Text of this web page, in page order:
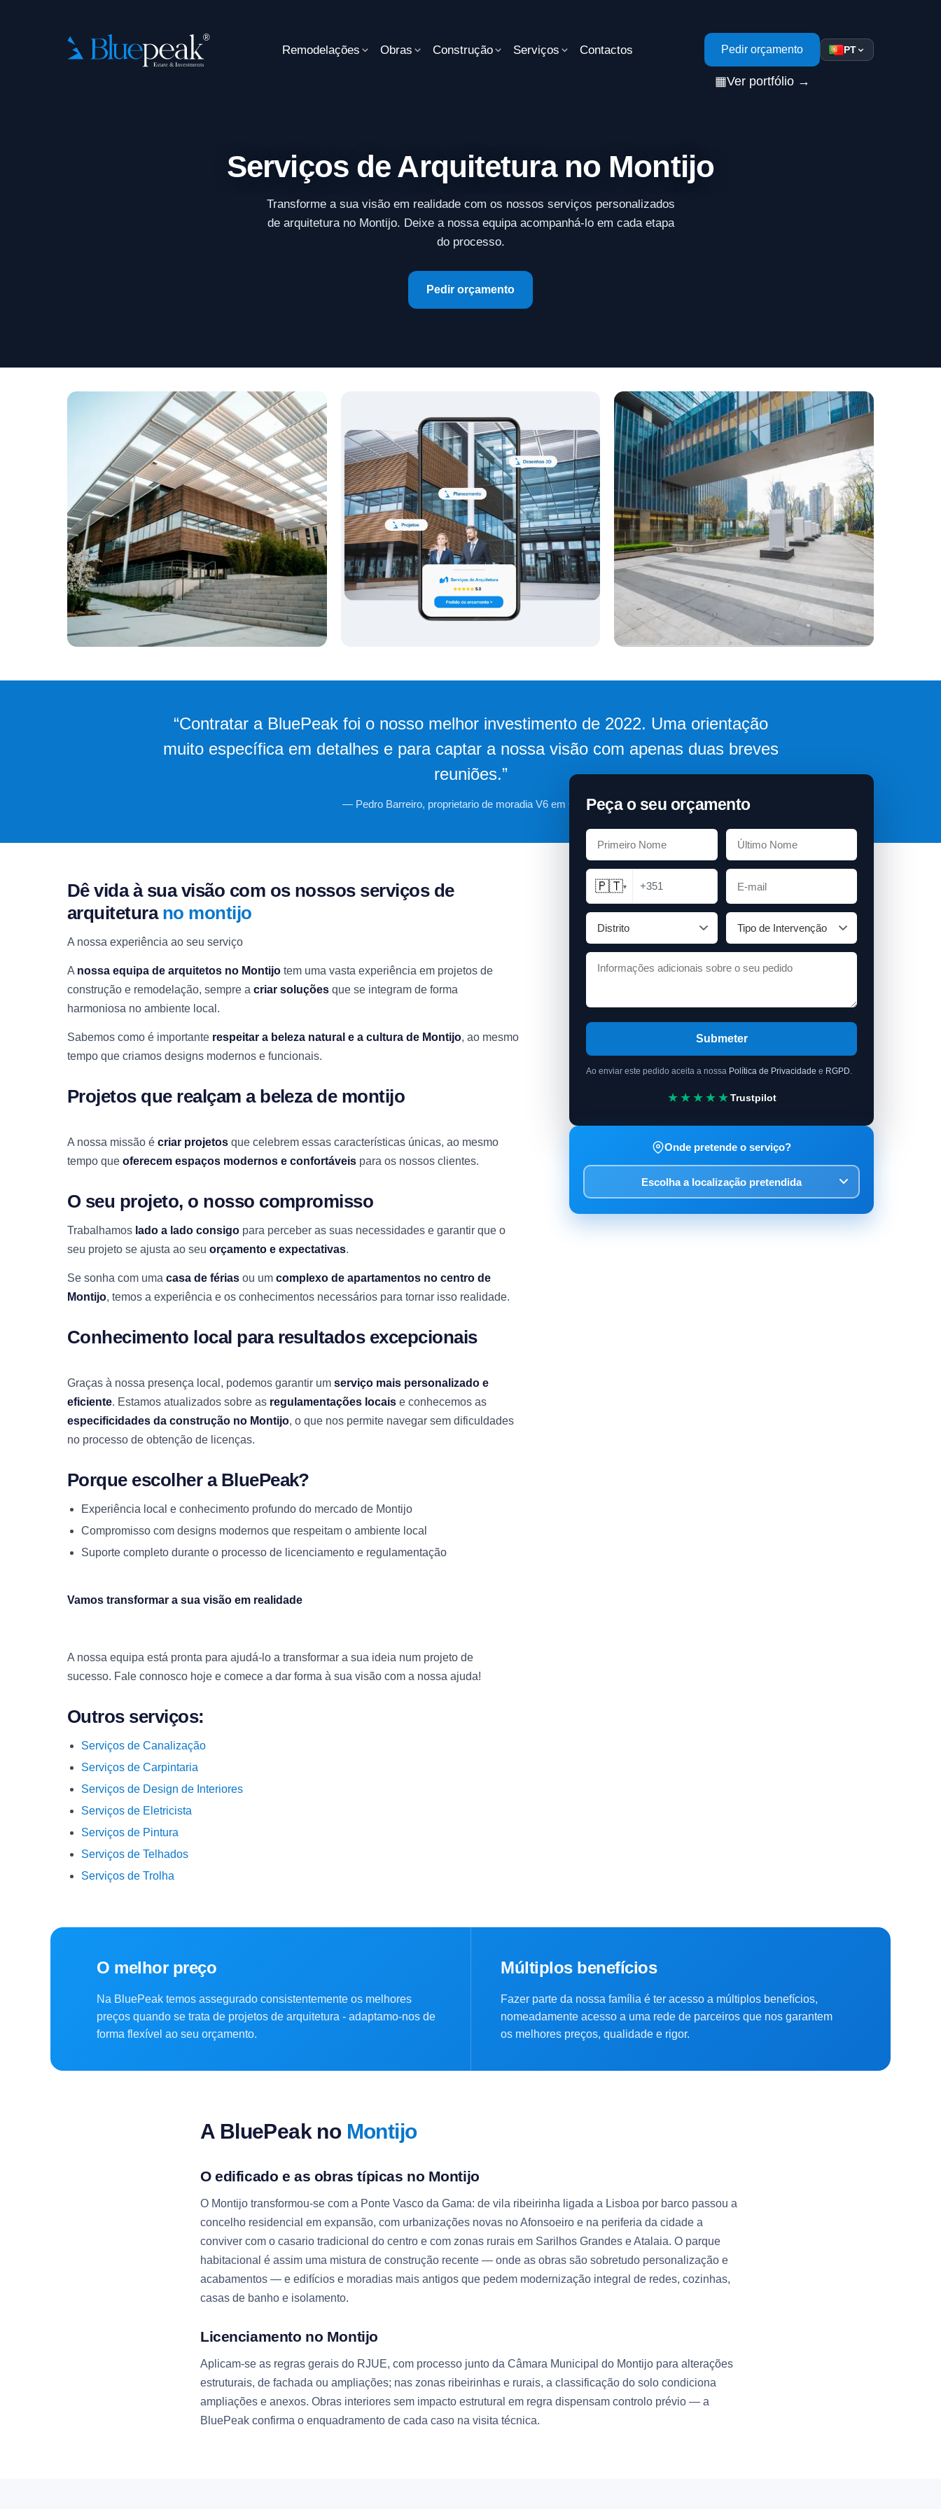
Remodelações Obras Construção Serviços Contactos Pedir orçamento
▦Ver portfólio →
PT
Serviços de Arquitetura no Montijo
Transforme a sua visão em realidade com os nossos serviços personalizados
de arquitetura no Montijo. Deixe a nossa equipa acompanhá-lo em cada etapa
do processo.
Pedir orçamento
“Contratar a BluePeak foi o nosso melhor investimento de 2022. Uma orientação
muito específica em detalhes e para captar a nossa visão com apenas duas breves
reuniões.”
— Pedro Barreiro, proprietario de moradia V6 em Oeiras
Dê vida à sua visão com os nossos serviços de
arquitetura no montijo
A nossa experiência ao seu serviço
A nossa equipa de arquitetos no Montijo tem uma vasta experiência em projetos de
construção e remodelação, sempre a criar soluções que se integram de forma
harmoniosa no ambiente local.
Sabemos como é importante respeitar a beleza natural e a cultura de Montijo, ao mesmo
tempo que criamos designs modernos e funcionais.
Projetos que realçam a beleza de montijo
A nossa missão é criar projetos que celebrem essas características únicas, ao mesmo
tempo que oferecem espaços modernos e confortáveis para os nossos clientes.
O seu projeto, o nosso compromisso
Trabalhamos lado a lado consigo para perceber as suas necessidades e garantir que o
seu projeto se ajusta ao seu orçamento e expectativas.
Se sonha com uma casa de férias ou um complexo de apartamentos no centro de
Montijo, temos a experiência e os conhecimentos necessários para tornar isso realidade.
Conhecimento local para resultados excepcionais
Graças à nossa presença local, podemos garantir um serviço mais personalizado e
eficiente. Estamos atualizados sobre as regulamentações locais e conhecemos as
especificidades da construção no Montijo, o que nos permite navegar sem dificuldades
no processo de obtenção de licenças.
Porque escolher a BluePeak?
Experiência local e conhecimento profundo do mercado de Montijo
Compromisso com designs modernos que respeitam o ambiente local
Suporte completo durante o processo de licenciamento e regulamentação
Vamos transformar a sua visão em realidade
A nossa equipa está pronta para ajudá-lo a transformar a sua ideia num projeto de
sucesso. Fale connosco hoje e comece a dar forma à sua visão com a nossa ajuda!
Outros serviços:
Serviços de Canalização
Serviços de Carpintaria
Serviços de Design de Interiores
Serviços de Eletricista
Serviços de Pintura
Serviços de Telhados
Serviços de Trolha
Peça o seu orçamento
🇵🇹▾ +351
Submeter
Ao enviar este pedido aceita a nossa Política de Privacidade e RGPD
★★★★★Trustpilot
Onde pretende o serviço?
O melhor preço
Na BluePeak temos assegurado consistentemente os melhores
preços quando se trata de projetos de arquitetura - adaptamo-nos de
forma flexível ao seu orçamento.
Múltiplos benefícios
Fazer parte da nossa família é ter acesso a múltiplos benefícios,
nomeadamente acesso a uma rede de parceiros que nos garantem
os melhores preços, qualidade e rigor.
A BluePeak no Montijo
O edificado e as obras típicas no Montijo
O Montijo transformou-se com a Ponte Vasco da Gama: de vila ribeirinha ligada a Lisboa por barco passou a
concelho residencial em expansão, com urbanizações novas no Afonsoeiro e na periferia da cidade a
conviver com o casario tradicional do centro e com zonas rurais em Sarilhos Grandes e Atalaia. O parque
habitacional é assim uma mistura de construção recente — onde as obras são sobretudo personalização e
acabamentos — e edifícios e moradias mais antigos que pedem modernização integral de redes, cozinhas,
casas de banho e isolamento.
Licenciamento no Montijo
Aplicam-se as regras gerais do RJUE, com processo junto da Câmara Municipal do Montijo para alterações
estruturais, de fachada ou ampliações; nas zonas ribeirinhas e rurais, a classificação do solo condiciona
ampliações e anexos. Obras interiores sem impacto estrutural em regra dispensam controlo prévio — a
BluePeak confirma o enquadramento de cada caso na visita técnica.